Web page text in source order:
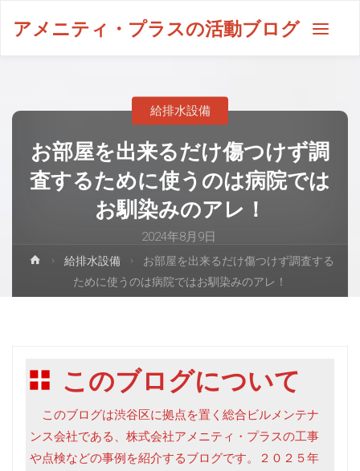
アメニティ・プラスの活動ブログ
お部屋を出来るだけ傷つけず調
査するために使うのは病院では
お馴染みのアレ！
2024年8月9日
給排水設備
給排水設備
お部屋を出来るだけ傷つけず調査する
ために使うのは病院ではお馴染みのアレ！
このブログについて
このブログは渋谷区に拠点を置く総合ビルメンテナ
ンス会社である、株式会社アメニティ・プラスの工事
や点検などの事例を紹介するブログです。２０２５年